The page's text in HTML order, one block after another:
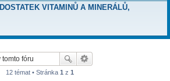
VITAMINŮ A MINERÁLŮ,
12 témat • Stránka 1 z 1